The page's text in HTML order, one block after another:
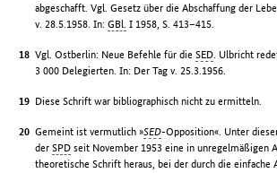
abgeschafft. Vgl. Gesetz über die Abschaffung der
v. 28.5.1958. In:GBl. I 1958, S. 413–415.
Vgl. Ostberlin: Neue Befehle für dieSED. Ulbricht
3 000 Delegierten. In: Der Tag v. 25.3.1956.
Diese Schrift war bibliographisch nicht zu ermitteln.
Gemeint ist vermutlich »SED-Opposition«. Unter
derSPD seit November 1953 eine in unregelmäßigen
theoretische Schrift heraus, bei der durch die einfache